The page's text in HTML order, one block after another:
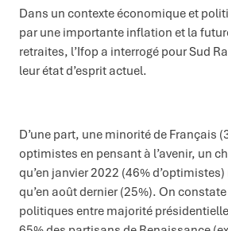
Dans un contexte économique et
par une importante inflation et la
retraites, l’Ifop a interrogé pour Sud
leur état d’esprit actuel.
D’une part, une minorité de Français
optimistes en pensant à l’avenir, un
qu’en janvier 2022 (46%
qu’en août dernier (25%). On
politiques entre majorité